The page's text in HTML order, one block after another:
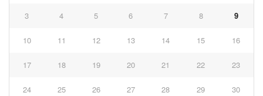
3 4 5 6 7 8 9
10 11 12 13 14 15 16
17 18 19 20 21 22 23
24 25 26 27 28 29 30